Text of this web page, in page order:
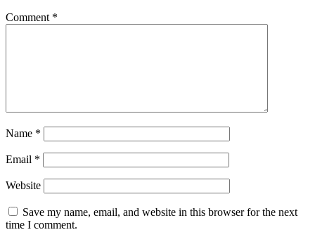
Comment *
Name *
Email *
Website
Save my name, email, and website in this browser for the next
time I comment.